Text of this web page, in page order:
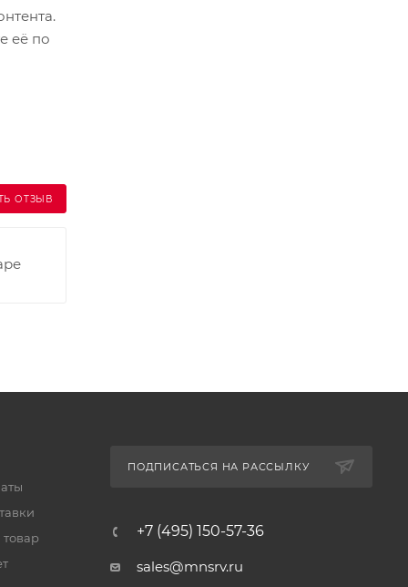
её по
ОТЗЫВ
товар
ПОДПИСАТЬСЯ НА РАССЫЛКУ
+7 (495) 150-57-36
sales@mnsrv.ru